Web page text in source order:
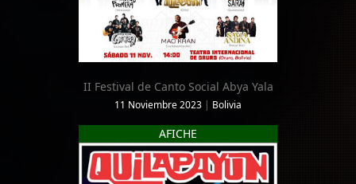
II Festival de Canto Social Abya Yala
11 Noviembre 2023 | Bolivia
AFICHE